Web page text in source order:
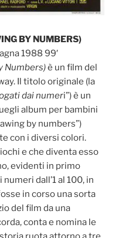
BY NUMBERS)
1988 99′
Numbers)è un film del
Il titolo originale (la
dai numeri”) è un
album per bambini
by numbers”)
con i diversi colori.
e che diventa esso
evidenti in primo
dall’1 al 100, in
in corso una sorta
del film da una
conta e nomina le